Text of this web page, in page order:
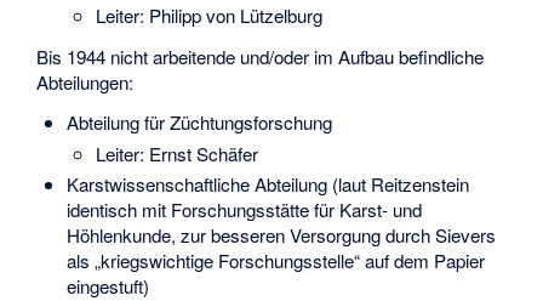
Leiter: Philipp von Lützelburg
Bis 1944 nicht arbeitende und/oder im Aufbau befindliche
Abteilungen:
Abteilung für Züchtungsforschung
Leiter: Ernst Schäfer
Karstwissenschaftliche Abteilung (laut Reitzenstein
identisch mit Forschungsstätte für Karst- und
Höhlenkunde, zur besseren Versorgung durch Sievers
als „kriegswichtige Forschungsstelle“ auf dem Papier
eingestuft)